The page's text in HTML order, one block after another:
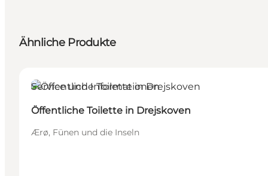
Ähnliche Produkte
Service und Informationen
Öffentliche Toilette in Drejskoven
Ærø, Fünen und die Inseln